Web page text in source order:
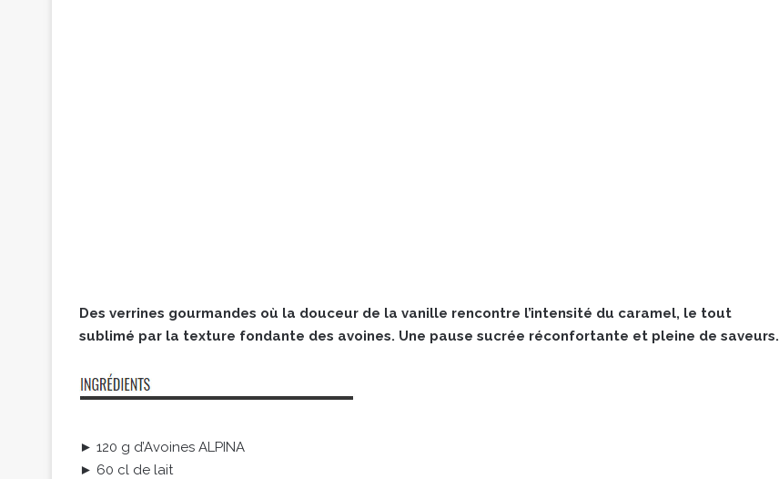
Des verrines gourmandes où la douceur de la vanille rencontre l’intensité du caramel, le tout
sublimé par la texture fondante des avoines. Une pause sucrée réconfortante et pleine de saveurs.
► 120 g d’Avoines ALPINA
► 60 cl de lait